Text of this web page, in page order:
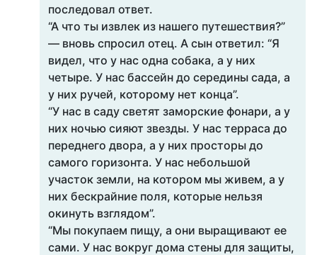
последовал ответ.
“А что ты извлек из нашего путешествия?”
— вновь спросил отец. А сын ответил: “Я
видел, что у нас одна собака, а у них
четыре. У нас бассейн до середины сада, а
у них ручей, которому нет конца”.
“У нас в саду светят заморские фонари, а у
них ночью сияют звезды. У нас терраса до
переднего двора, а у них просторы до
самого горизонта. У нас небольшой
участок земли, на котором мы живем, а у
них бескрайние поля, которые нельзя
окинуть взглядом”.
“Мы покупаем пищу, а они выращивают ее
сами. У нас вокруг дома стены для защиты,